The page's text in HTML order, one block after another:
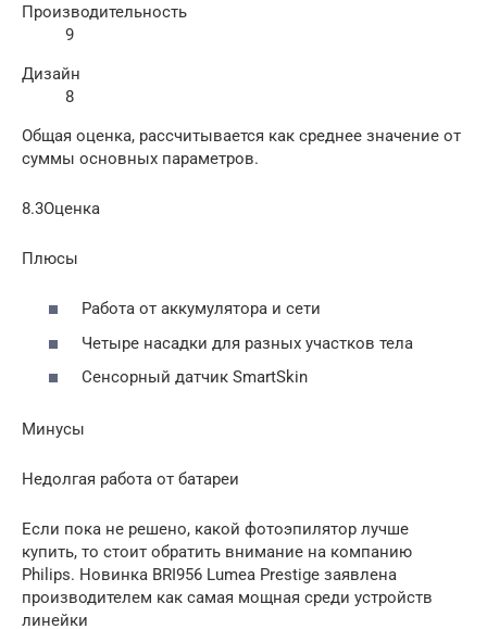
Производительность
9
Дизайн
8
Общая оценка, рассчитывается как среднее значение от
суммы основных параметров.
8.3Оценка
Плюсы
Работа от аккумулятора и сети
Четыре насадки для разных участков тела
Сенсорный датчик SmartSkin
Минусы
Недолгая работа от батареи
Если пока не решено, какой фотоэпилятор лучше
купить, то стоит обратить внимание на компанию
Philips. Новинка BRI956 Lumea Prestige заявлена
производителем как самая мощная среди устройств
линейки